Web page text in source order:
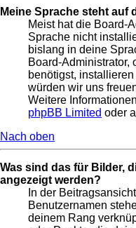
Meine Sprache steht auf
Meist hat die Board-
Sprache nicht
bislang in deine
Board-Administrator,
benötigst,
würden wir uns
Weitere
phpBB Limited oder
Nach oben
Was sind das für Bilder,
angezeigt werden?
In der
Benutzernamen
deinem Rang